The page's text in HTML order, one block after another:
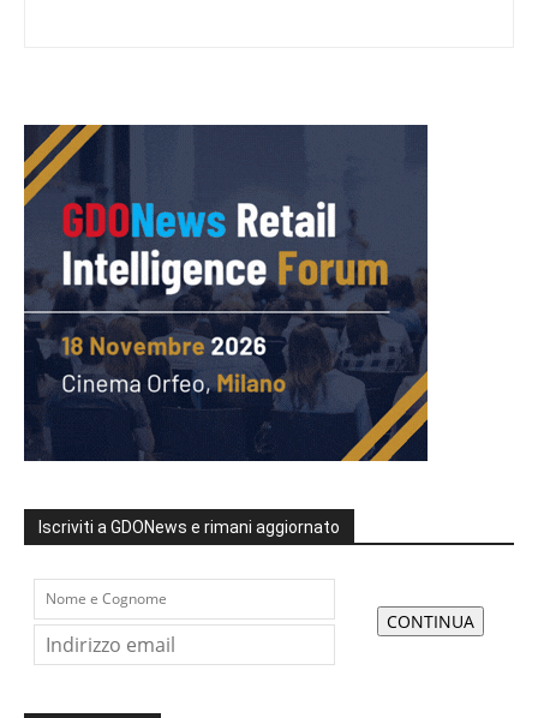
Iscriviti a GDONews e rimani aggiornato